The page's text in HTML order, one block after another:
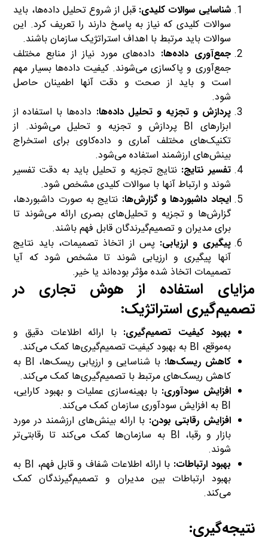
شناسایی سوالات کلیدی: قبل از شروع تحلیل داده‌ها، باید
سوالات کلیدی که نیاز به پاسخ دارند را تعریف کرد. این
سوالات باید مرتبط با اهداف استراتژیک سازمان باشند.
جمع‌آوری داده‌ها: داده‌های مورد نیاز از منابع مختلف
جمع‌آوری و پاکسازی می‌شوند. کیفیت داده‌ها بسیار مهم
است و باید از صحت و دقت آنها اطمینان حاصل
شود.
پردازش و تجزیه و تحلیل داده‌ها: داده‌ها با استفاده از
ابزارهای BI پردازش و تجزیه و تحلیل می‌شوند. از
تکنیک‌های مختلف آماری و داده‌کاوی برای استخراج
بینش‌های ارزشمند استفاده می‌شود.
تفسیر نتایج: نتایج تجزیه و تحلیل باید به دقت تفسیر
شوند و ارتباط آنها با سوالات کلیدی مشخص شود.
ایجاد داشبوردها و گزارش‌ها: نتایج به صورت داشبوردها،
گزارش‌ها و تجزیه و تحلیل‌های بصری ارائه می‌شوند تا
برای مدیران و تصمیم‌گیرندگان قابل فهم باشند.
پیگیری و ارزیابی: پس از اتخاذ تصمیمات، باید نتایج
آنها پیگیری و ارزیابی شوند تا مشخص شود که آیا
تصمیمات اتخاذ شده مؤثر بوده‌اند یا خیر.
مزایای استفاده از هوش تجاری در
تصمیم‌گیری استراتژیک:
بهبود کیفیت تصمیم‌گیری: با ارائه اطلاعات دقیق و
به‌موقع، BI به بهبود کیفیت تصمیم‌گیری‌ها کمک می‌کند.
کاهش ریسک‌ها:
با شناسایی و ارزیابی ریسک‌ها، BI به
کاهش ریسک‌های مرتبط با تصمیم‌گیری‌ها کمک می‌کند.
افزایش سودآوری: با بهینه‌سازی عملیات و بهبود کارایی،
BI به افزایش سودآوری سازمان کمک می‌کند.
افزایش رقابتی بودن: با ارائه بینش‌های ارزشمند در مورد
بازار و رقبا، BI به سازمان‌ها کمک می‌کند تا رقابتی‌تر
شوند.
بهبود ارتباطات:
با ارائه اطلاعات شفاف و قابل فهم، BI به
بهبود ارتباطات بین مدیران و تصمیم‌گیرندگان کمک
می‌کند.
نتیجه‌گیری: